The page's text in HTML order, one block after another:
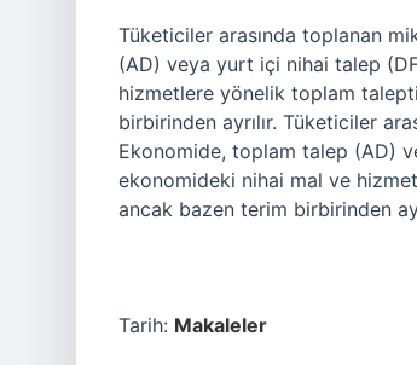
Tüketiciler arasında toplanan
(AD) veya yurt içi nihai talep
hizmetlere yönelik toplam
birbirinden ayrılır. Tüketiciler
Ekonomide, toplam talep (AD)
ekonomideki nihai mal ve
ancak bazen terim birbirinden
Tarih: Makaleler